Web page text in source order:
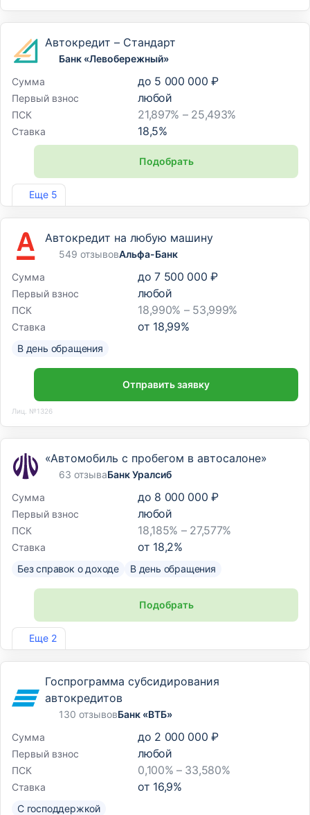
Еще 5
Автокредит – Стандарт
Банк «Левобережный»
Сумма
до 5 000 000 ₽
Первый взнос любой
ПСК 21,897% – 25,493%
Ставка 18,5%
Подобрать
Лиц. №1343
Автокредит на любую машину
549 отзывовАльфа-Банк
Сумма
до 7 500 000 ₽
Первый взнос любой
ПСК 18,990% – 53,999%
Ставка от 18,99%
В день обращения
Отправить заявку
Лиц. №1326
Еще 2
«Автомобиль с пробегом в автосалоне»
63 отзываБанк Уралсиб
Сумма
до 8 000 000 ₽
Первый взнос любой
ПСК 18,185% – 27,577%
Ставка от 18,2%
Без справок о доходе В день обращения
Подобрать
Лиц. №2275
Госпрограмма субсидирования
автокредитов
130 отзывовБанк «ВТБ»
Сумма
до 2 000 000 ₽
Первый взнос любой
ПСК 0,100% – 33,580%
Ставка от 16,9%
С господдержкой